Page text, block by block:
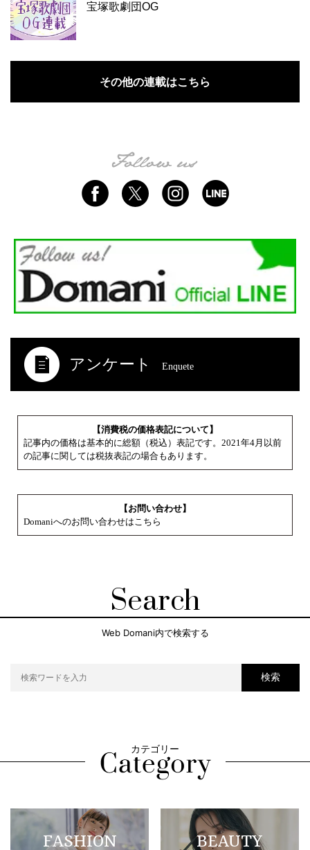
宝塚歌劇団OG
その他の連載はこちら
アンケート Enquete
【消費税の価格表記について】
記事内の価格は基本的に総額（税込）表記です。2021年4月以前
の記事に関しては税抜表記の場合もあります。
【お問い合わせ】
Domaniへのお問い合わせはこちら
Search
Web Domani内で検索する
検索
カテゴリー
FASHION BEAUTY